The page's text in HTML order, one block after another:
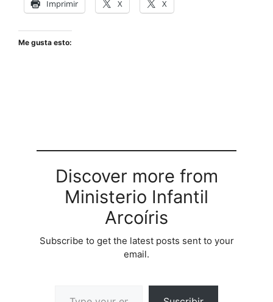
Imprimir X X
Me gusta esto:
Discover more from
Ministerio Infantil
Arcoíris
Subscribe to get the latest posts sent to your
email.